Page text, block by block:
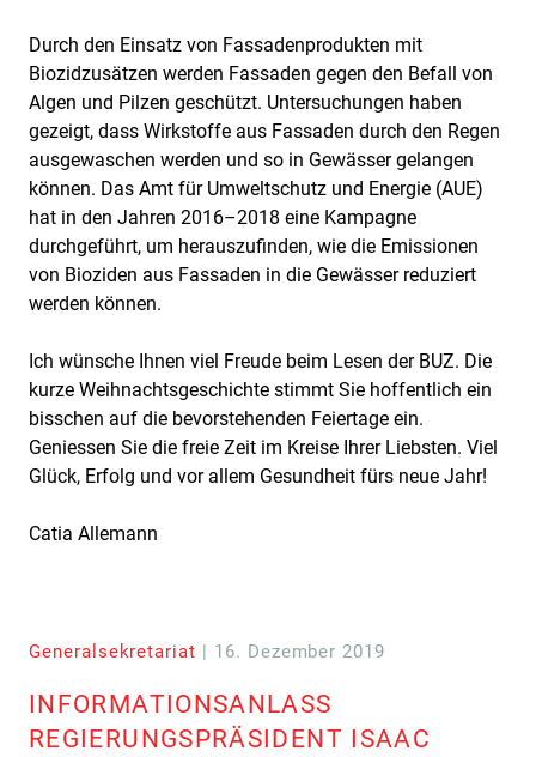
Durch den Einsatz von Fassadenprodukten mit
Biozidzusätzen werden Fassaden gegen den Befall von
Algen und Pilzen geschützt. Untersuchungen haben
gezeigt, dass Wirkstoffe aus Fassaden durch den Regen
ausgewaschen werden und so in Gewässer gelangen
können. Das Amt für Umweltschutz und Energie (AUE)
hat in den Jahren 2016–2018 eine Kampagne
durchgeführt, um herauszufinden, wie die Emissionen
von Bioziden aus Fassaden in die Gewässer reduziert
werden können.
Ich wünsche Ihnen viel Freude beim Lesen der BUZ. Die
kurze Weihnachtsgeschichte stimmt Sie hoffentlich ein
bisschen auf die bevorstehenden Feiertage ein.
Geniessen Sie die freie Zeit im Kreise Ihrer Liebsten. Viel
Glück, Erfolg und vor allem Gesundheit fürs neue Jahr!
Catia Allemann
Generalsekretariat | 16. Dezember 2019
INFORMATIONSANLASS
REGIERUNGSPRÄSIDENT ISAAC